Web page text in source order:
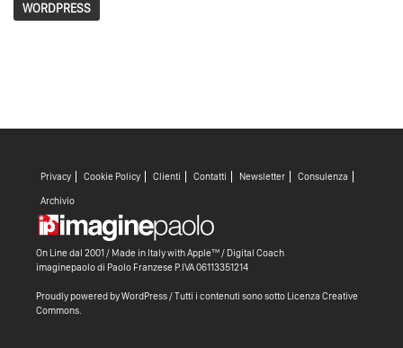
WORDPRESS
Privacy Cookie Policy Clienti Contatti Newsletter Consulenza
Archivio
On Line dal 2001 / Made in Italy withApple™ / Digital Coach
imaginepaolo di Paolo Franzese P.IVA 06113351214
Proudly powered by WordPress/ Tutti i contenuti sono sotto Licenza Creative
Commons.